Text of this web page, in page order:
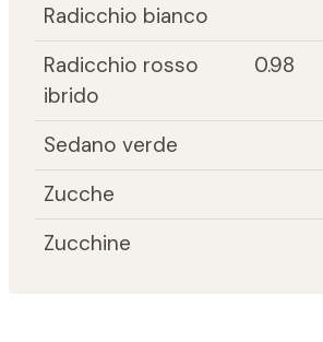
Radicchio bianco
Radicchio rosso
ibrido
0.98
Sedano verde
Zucche
Zucchine